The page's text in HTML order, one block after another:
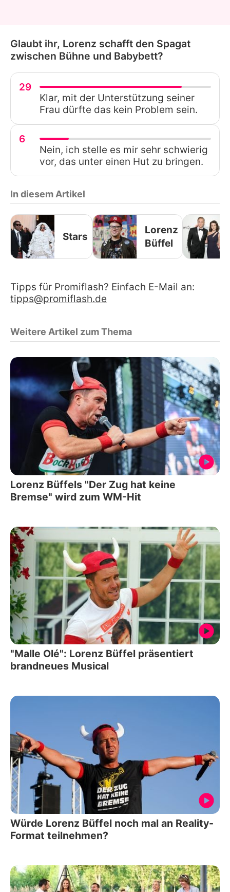
Glaubt ihr, Lorenz schafft den Spagat
zwischen Bühne und Babybett?
29
Klar, mit der Unterstützung seiner
Frau dürfte das kein Problem sein.
6
Nein, ich stelle es mir sehr schwierig
vor, das unter einen Hut zu bringen.
In diesem Artikel
Stars
Lorenz
Büffel
Tipps für Promiflash? Einfach E-Mail an:
tipps@promiflash.de
Weitere Artikel zum Thema
Lorenz Büffels "Der Zug hat keine
Bremse" wird zum WM-Hit
"Malle Olé": Lorenz Büffel präsentiert
brandneues Musical
Würde Lorenz Büffel noch mal an Reality-
Format teilnehmen?